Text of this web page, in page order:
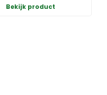
Bekijk product